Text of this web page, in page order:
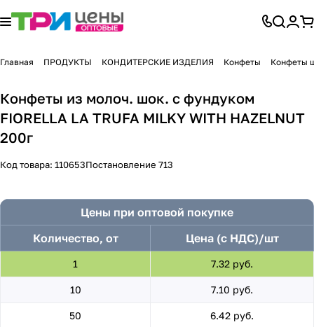
Главная ПРОДУКТЫ КОНДИТЕРСКИЕ ИЗДЕЛИЯ Конфеты Конфеты
Конфеты из молоч. шок. с фундуком
FIORELLA LA TRUFA MILKY WITH HAZELNUT
200г
Код товара: 110653Постановление 713
Цены при оптовой покупке
Количество, от
Цена (с НДС)/шт
1 7.32 руб.
10 7.10 руб.
50 6.42 руб.